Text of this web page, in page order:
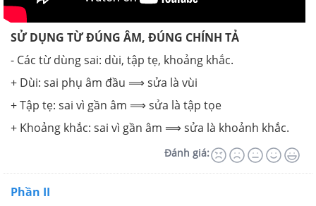
SỬ DỤNG TỪ ĐÚNG ÂM, ĐÚNG CHÍNH TẢ
- Các từ dùng sai: dùi, tập tẹ, khoảng khắc.
+ Dùi: sai phụ âm đầu ⟹ sửa là vùi
+ Tập tẹ: sai vì gần âm ⟹ sửa là tập tọe
+ Khoảng khắc: sai vì gần âm ⟹ sửa là khoảnh khắc.
Đánh giá:
Phần II